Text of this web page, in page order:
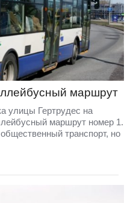
маршрут
улицы Гертрудес на
маршрут номер 1.
транспорт, но